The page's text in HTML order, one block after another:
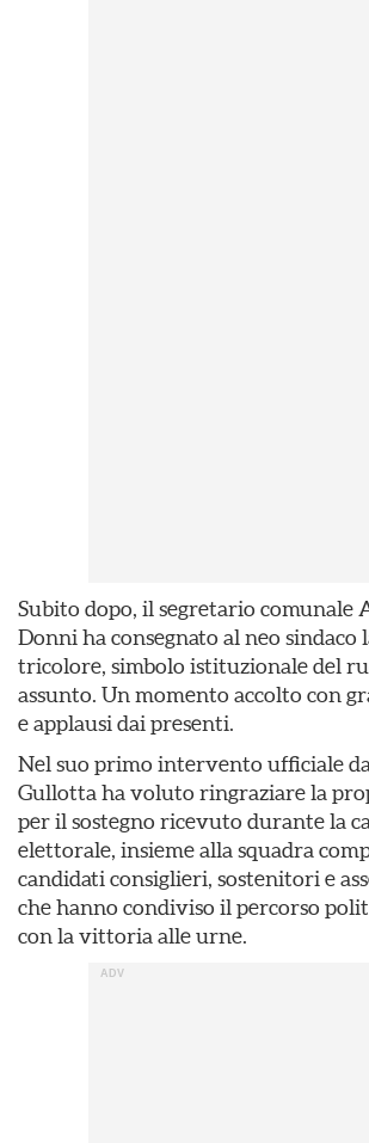
Subito dopo, il segretario comunale
Donni ha consegnato al neo sindaco
tricolore, simbolo istituzionale del
assunto. Un momento accolto con
e applausi dai presenti.
Nel suo primo intervento ufficiale
Gullotta ha voluto ringraziare la
per il sostegno ricevuto durante la
elettorale, insieme alla squadra
candidati consiglieri, sostenitori e
che hanno condiviso il percorso
con la vittoria alle urne.